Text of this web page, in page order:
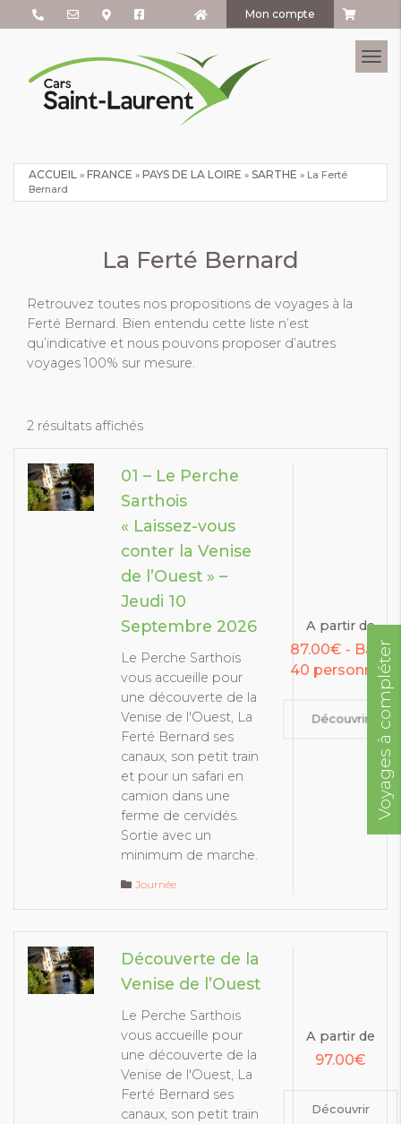
Mon compte
ACCUEIL » FRANCE » PAYS DE LA LOIRE » SARTHE » La Ferté
Bernard
La Ferté Bernard
Retrouvez toutes nos propositions de voyages à la
Ferté Bernard. Bien entendu cette liste n’est
qu’indicative et nous pouvons proposer d’autres
voyages 100% sur mesure.
2 résultats affichés
01 – Le Perche
Sarthois
« Laissez-vous
conter la Venise
de l’Ouest » –
Jeudi 10
Septembre 2026
Le Perche Sarthois
vous accueille pour
une découverte de la
Venise de l'Ouest, La
Ferté Bernard ses
canaux, son petit train
et pour un safari en
camion dans une
ferme de cervidés.
Sortie avec un
minimum de marche.
Journée
A partir de
87.00€ - Base
40 personnes
Découvrir
Découverte de la
Venise de l’Ouest
Le Perche Sarthois
vous accueille pour
une découverte de la
Venise de l'Ouest, La
Ferté Bernard ses
canaux, son petit train
A partir de
97.00€
Découvrir
Voyages à compléter